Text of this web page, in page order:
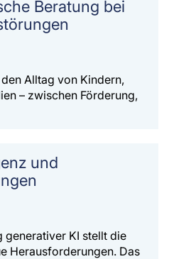
Beratung bei
Alltag von Kindern,
– zwischen Förderung,
und
generativer KI stellt die
Herausforderungen. Das